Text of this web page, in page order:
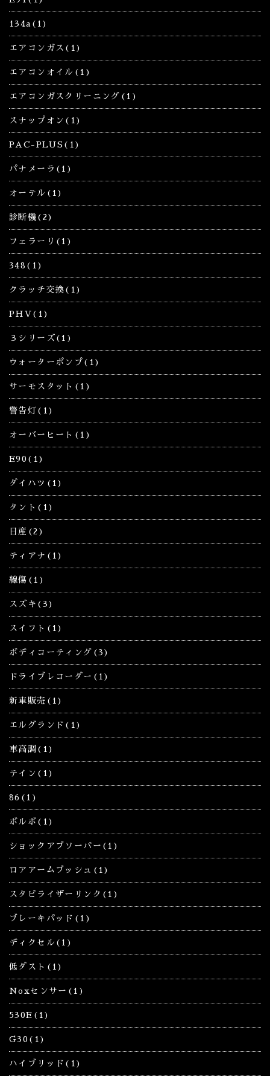
134a(1)
エアコンガス(1)
エアコンオイル(1)
エアコンガスクリーニング(1)
スナップオン(1)
PAC-PLUS(1)
パナメーラ(1)
オーテル(1)
診断機(2)
フェラーリ(1)
348(1)
クラッチ交換(1)
PHV(1)
３シリーズ(1)
ウォーターポンプ(1)
サーモスタット(1)
警告灯(1)
オーバーヒート(1)
E90(1)
ダイハツ(1)
タント(1)
日産(2)
ティアナ(1)
線傷(1)
スズキ(3)
スイフト(1)
ボディコーティング(3)
ドライブレコーダー(1)
新車販売(1)
エルグランド(1)
車高調(1)
テイン(1)
86(1)
ボルボ(1)
ショックアブソーバー(1)
ロアアームブッシュ(1)
スタビライザーリンク(1)
ブレーキパッド(1)
ディクセル(1)
低ダスト(1)
Noxセンサー(1)
530E(1)
G30(1)
ハイブリッド(1)